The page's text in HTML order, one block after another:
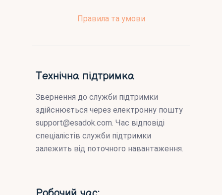
Правила та умови
Технічна підтримка
Звернення до служби підтримки
здійснюється через електронну пошту
support@esadok.com. Час відповіді
спеціалістів служби підтримки
залежить від поточного навантаження.